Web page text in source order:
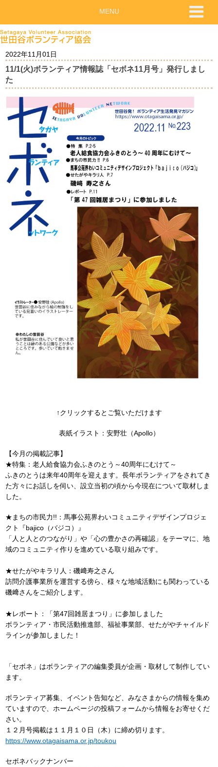
2022年11月01日
11/1(火)ボランティア情報誌「セボネ11月号」発行しまし
た
↑クリックするとご覧いただけます
表紙イラスト：安野壮（Apollo）
【今月の掲載記事】
★特集：老人給食協力会ふきのとう～40周年にむけて～
ふきのとうは来年40周年を迎えます。長年ボランティアをされてき
た方々にお話しを伺い、設立当初の頃から今現在について取材しま
した。
★まちの市民力!!：馬事公苑界わいコミュニティデザインプロジェ
クト『bajico（バジコ）』
「人と人とのつながり」や「心の豊かさの再確認」をテーマに、地
域のコミュニティ作りを進めている取り組みです。
★せたがやキラリ人：磯﨑寿之さん
訪問介護事業所を運営する傍ら、様々な地域活動にも関わっている
磯﨑さんをご紹介します。
★レポート：「第47回雑居まつり」に参加しました
ボランティア・市民活動推進部、福祉事業部、せたがやチャイルド
ラインが参加しました！
「セボネ」はボランティアの編集委員が企画・取材して制作してい
ます。
ボランティア募集、イベント告知など、みなさまからの情報を集め
ていますので、ホームページの投稿フォームから情報をお寄せくだ
さい。
１２月号掲載は１１月１０日（木）に締め切ります。
https://www.otagaisama.or.jp/toukou
セボネバックナンバー
MENU